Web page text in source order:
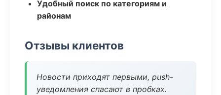
Удобный поиск по категориям и
районам
Отзывы клиентов
Новости приходят первыми, push-
уведомления спасают в пробках.